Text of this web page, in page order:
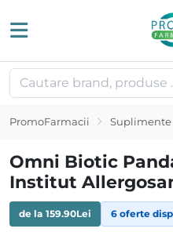
PromoFarmacii
Omni Biotic
Institut
de la 159.90Lei 6 oferte